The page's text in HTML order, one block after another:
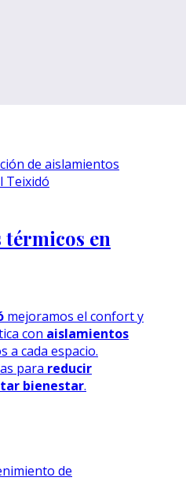
en
mejoramos el confort y
con aislamientos
a cada espacio.
para reducir
bienestar.